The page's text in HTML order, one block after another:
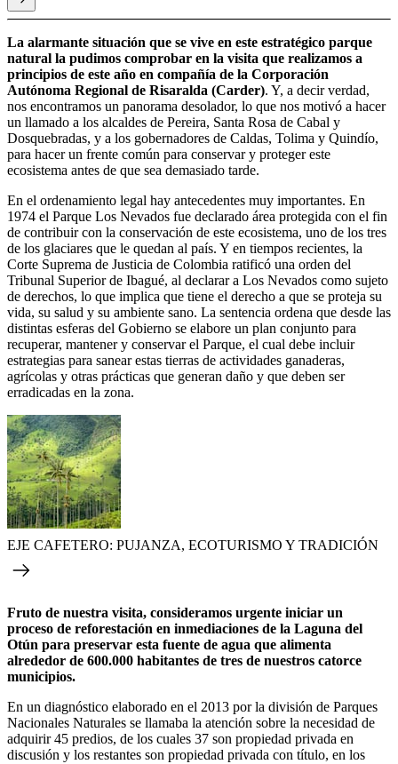
La alarmante situación que se vive en este estratégico parque
natural la pudimos comprobar en la visita que realizamos a
principios de este año en compañía de la Corporación
Autónoma Regional de Risaralda (Carder). Y, a decir verdad,
nos encontramos un panorama desolador, lo que nos motivó a hacer
un llamado a los alcaldes de Pereira, Santa Rosa de Cabal y
Dosquebradas, y a los gobernadores de Caldas, Tolima y Quindío,
para hacer un frente común para conservar y proteger este
ecosistema antes de que sea demasiado tarde.
En el ordenamiento legal hay antecedentes muy importantes. En
1974 el Parque Los Nevados fue declarado área protegida con el fin
de contribuir con la conservación de este ecosistema, uno de los tres
de los glaciares que le quedan al país. Y en tiempos recientes, la
Corte Suprema de Justicia de Colombia ratificó una orden del
Tribunal Superior de Ibagué, al declarar a Los Nevados como sujeto
de derechos, lo que implica que tiene el derecho a que se proteja su
vida, su salud y su ambiente sano. La sentencia ordena que desde las
distintas esferas del Gobierno se elabore un plan conjunto para
recuperar, mantener y conservar el Parque, el cual debe incluir
estrategias para sanear estas tierras de actividades ganaderas,
agrícolas y otras prácticas que generan daño y que deben ser
erradicadas en la zona.
EJE CAFETERO: PUJANZA, ECOTURISMO Y TRADICIÓN
Fruto de nuestra visita, consideramos urgente iniciar un
proceso de reforestación en inmediaciones de la Laguna del
Otún para preservar esta fuente de agua que alimenta
alrededor de 600.000 habitantes de tres de nuestros catorce
municipios.
En un diagnóstico elaborado en el 2013 por la división de Parques
Nacionales Naturales se llamaba la atención sobre la necesidad de
adquirir 45 predios, de los cuales 37 son propiedad privada en
discusión y los restantes son propiedad privada con título, en los